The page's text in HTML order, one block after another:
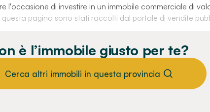
l'occasione di investire in un immobile commerciale di
questa pagina sono stati raccolti dal portale di vendite
è l’immobile giusto per te?
Cerca altri immobili in questa provincia